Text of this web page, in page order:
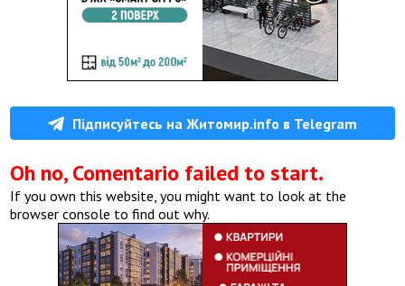
Підписуйтесь на Житомир.info в Telegram
Oh no, Comentario failed to start.
If you own this website, you might want to look at the
browser console to find out why.